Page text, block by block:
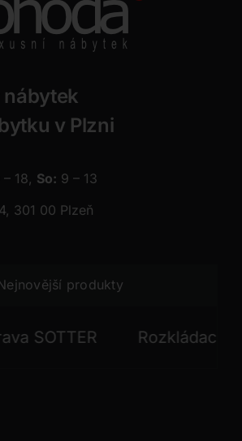
nábytek
v Plzni
– 18, So: 9 – 13
301 00 Plzeň
produkty
Rozkládací